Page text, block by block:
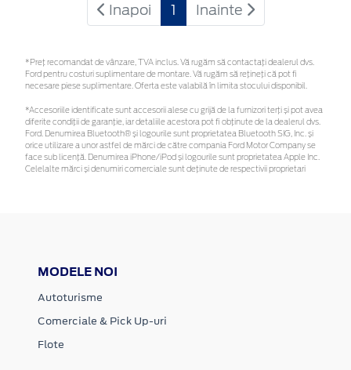
Inapoi 1 Inainte
*Preţ recomandat de vânzare, TVA inclus. Vă rugăm să contactaţi dealerul dvs.
Ford pentru costuri suplimentare de montare. Vă rugăm să rețineți că pot fi
necesare piese suplimentare. Oferta este valabilă în limita stocului disponibil.
*Accesoriile identificate sunt accesorii alese cu grijă de la furnizori terți și pot avea
diferite condiții de garanție, iar detaliile acestora pot fi obținute de la dealerul dvs.
Ford. Denumirea Bluetooth® și logourile sunt proprietatea Bluetooth SIG, Inc. și
orice utilizare a unor astfel de mărci de către compania Ford Motor Company se
face sub licență. Denumirea iPhone/iPod și logourile sunt proprietatea Apple Inc.
Celelalte mărci și denumiri comerciale sunt deținute de respectivii proprietari
MODELE NOI
Autoturisme
Comerciale & Pick Up-uri
Flote